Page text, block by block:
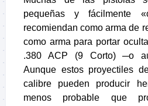
pequeñas y fácilmente
recomiendan como arma de
como arma para portar
.380 ACP (9 Corto) ─o
Aunque estos proyectiles
calibre pueden producir
menos probable que